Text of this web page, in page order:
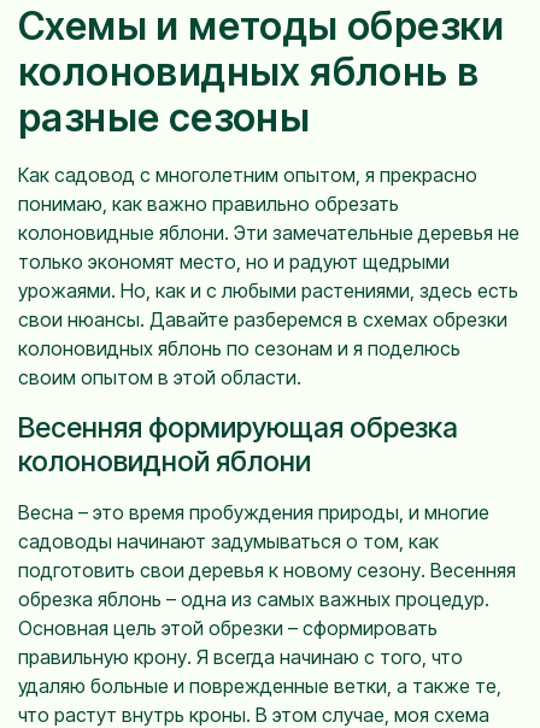
Схемы и методы обрезки
колоновидных яблонь в
разные сезоны
Как садовод с многолетним опытом, я прекрасно
понимаю, как важно правильно обрезать
колоновидные яблони. Эти замечательные деревья не
только экономят место, но и радуют щедрыми
урожаями. Но, как и с любыми растениями, здесь есть
свои нюансы. Давайте разберемся в схемах обрезки
колоновидных яблонь по сезонам и я поделюсь
своим опытом в этой области.
Весенняя формирующая обрезка
колоновидной яблони
Весна – это время пробуждения природы, и многие
садоводы начинают задумываться о том, как
подготовить свои деревья к новому сезону. Весенняя
обрезка яблонь – одна из самых важных процедур.
Основная цель этой обрезки – сформировать
правильную крону. Я всегда начинаю с того, что
удаляю больные и поврежденные ветки, а также те,
что растут внутрь кроны. В этом случае, моя схема